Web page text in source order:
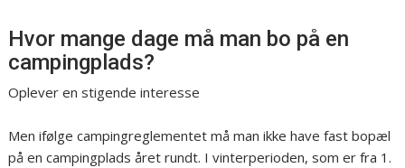
Hvor mange dage må man bo på en
campingplads?
Oplever en stigende interesse
Men ifølge campingreglementet må man ikke have fast bopæl
på en campingplads året rundt. I vinterperioden, som er fra 1.